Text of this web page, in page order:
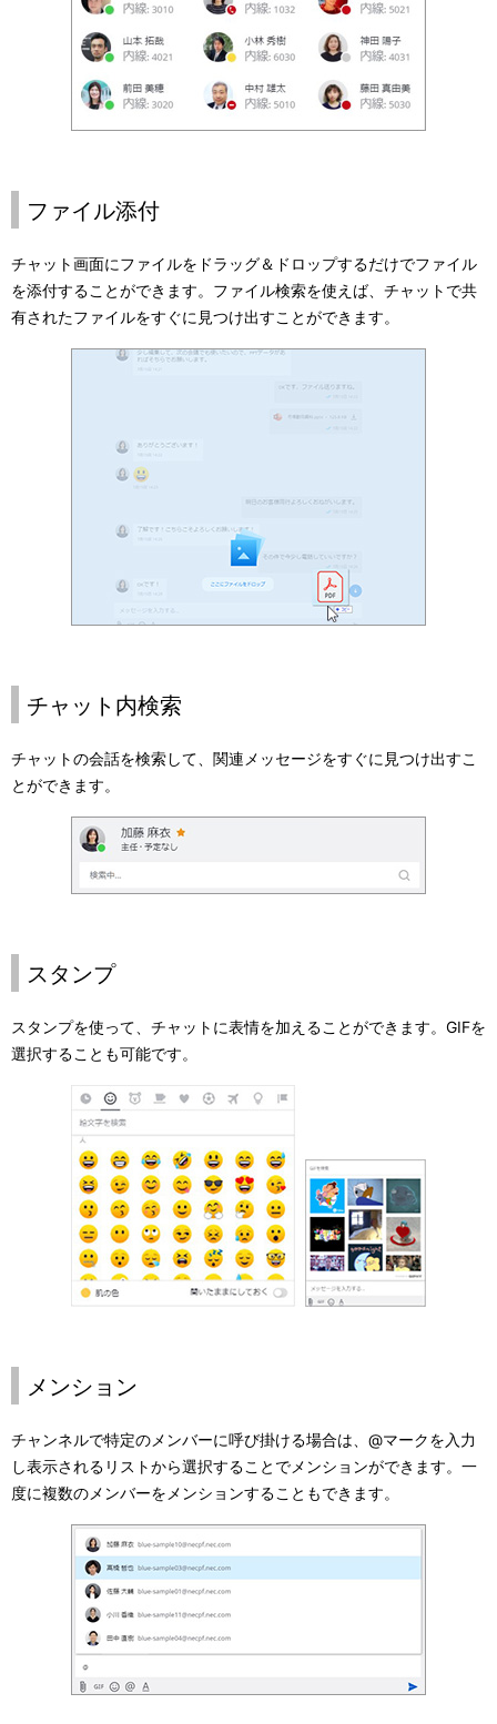
ファイル添付
チャット画面にファイルをドラッグ＆ドロップするだけでファイル
を添付することができます。ファイル検索を使えば、チャットで共
有されたファイルをすぐに見つけ出すことができます。
チャット内検索
チャットの会話を検索して、関連メッセージをすぐに見つけ出すこ
とができます。
スタンプ
スタンプを使って、チャットに表情を加えることができます。GIFを
選択することも可能です。
メンション
チャンネルで特定のメンバーに呼び掛ける場合は、@マークを入力
し表示されるリストから選択することでメンションができます。一
度に複数のメンバーをメンションすることもできます。